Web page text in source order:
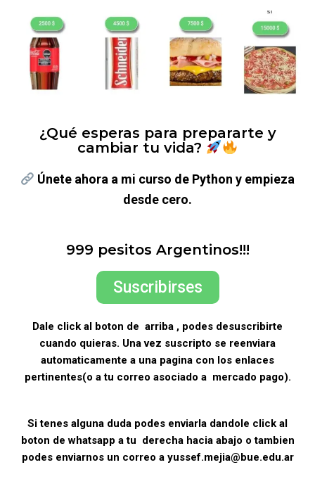
¿Qué esperas para prepararte y
cambiar tu vida?
Únete ahora a mi curso de Python y empieza
desde cero.
999 pesitos Argentinos!!!
Suscribirses
Dale click al boton de arriba , podes desuscribirte
cuando quieras. Una vez suscripto se reenviara
automaticamente a una pagina con los enlaces
pertinentes(o a tu correo asociado a mercado pago).
Si tenes alguna duda podes enviarla dandole click al
boton de whatsapp a tu derecha hacia abajo o tambien
podes enviarnos un correo a yussef.mejia@bue.edu.ar